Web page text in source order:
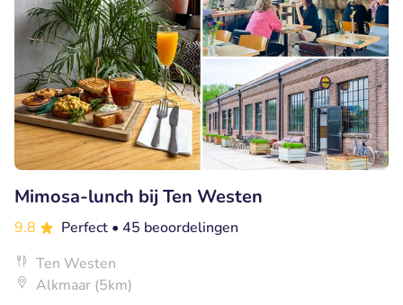
Mimosa-lunch bij Ten Westen
9.8 Perfect • 45 beoordelingen
Ten Westen
Alkmaar (5km)